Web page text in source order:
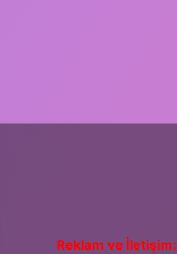
Reklam ve İletişim: